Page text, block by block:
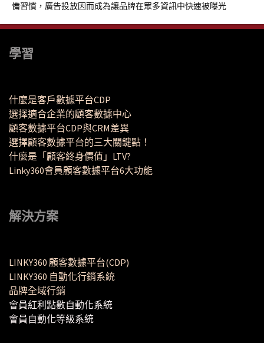
備習慣，廣告投放因而成為讓品牌在眾多資訊中快速被曝光
學習
什麼是客戶數據平台CDP
選擇適合企業的顧客數據中心
顧客數據平台CDP與CRM差異
選擇顧客數據平台的三大關鍵點！
什麼是「顧客終身價值」LTV?
Linky360會員顧客數據平台6大功能
解決方案
LINKY360 顧客數據平台(CDP)
LINKY360 自動化行銷系統
品牌全域行銷
會員紅利點數自動化系統
會員自動化等級系統